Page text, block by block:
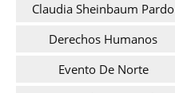
Claudia Sheinbaum Pardo
Derechos Humanos
Evento De Norte